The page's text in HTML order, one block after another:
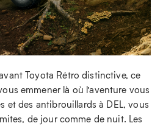
Toyota Rétro distinctive, ce
emmener là où l’aventure vous
et des antibrouillards à DEL, vous
de jour comme de nuit. Les